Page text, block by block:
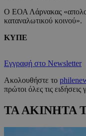
Ο ΕΟΑ Λάρνακας
καταναλωτικού κοινού».
ΚΥΠΕ
Εγγραφή στο Newsletter
Ακολουθήστε το
πρώτοι όλες τις
ΤΑ ΑΚΙΝΗΤΑ